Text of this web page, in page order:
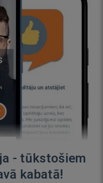
- tūkstošiem
kabatā!